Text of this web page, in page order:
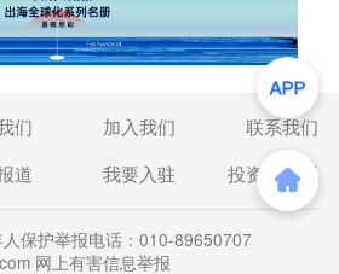
们 加入我们
联系我们
道 我要入驻 投资者关系
保护举报电话：010-89650707
网上有害信息举报